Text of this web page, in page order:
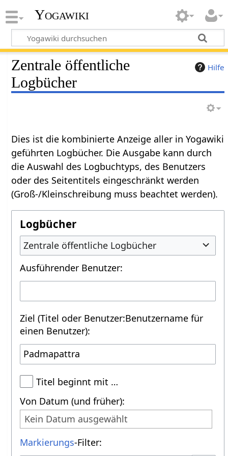
Yogawiki
Hilfe
Zentrale öffentliche
Logbücher
Dies ist die kombinierte Anzeige aller in Yogawiki
geführten Logbücher. Die Ausgabe kann durch
die Auswahl des Logbuchtyps, des Benutzers
oder des Seitentitels eingeschränkt werden
(Groß-/Kleinschreibung muss beachtet werden).
Logbücher
Zentrale öffentliche Logbücher
Ausführender Benutzer:
Ziel (Titel oder Benutzer:Benutzername für
einen Benutzer):
Titel beginnt mit …
Von Datum (und früher):
Kein Datum ausgewählt
Markierungs-Filter: